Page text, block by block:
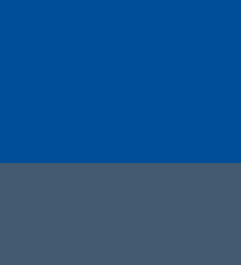
2026 Copyright